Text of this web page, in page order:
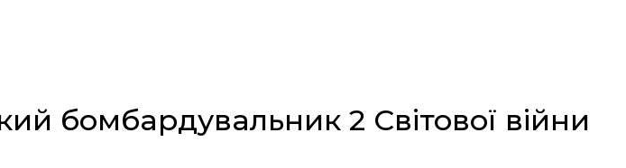
бомбардувальник 2 Світової війни